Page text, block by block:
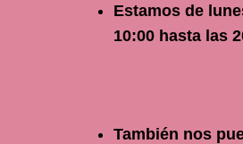
Estamos de
10:00 hasta las
También nos